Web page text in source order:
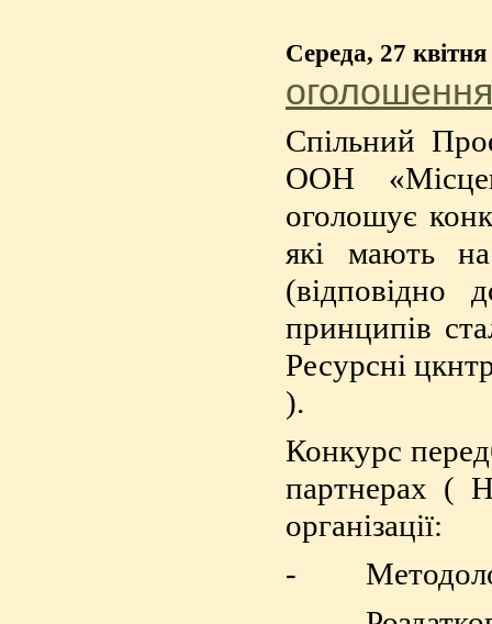
Середа, 27
оголошення
Спільний
ООН
оголошує
які мають
(відповідно
принципів
Ресурсні
).
Конкурс
партнерах (
організації:
-